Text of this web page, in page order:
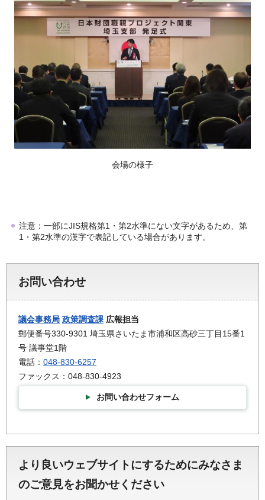
会場の様子
注意：一部にJIS規格第1・第2水準にない文字があるため、第
1・第2水準の漢字で表記している場合があります。
お問い合わせ
議会事務局 政策調査課 広報担当
郵便番号330-9301 埼玉県さいたま市浦和区高砂三丁目15番1
号 議事堂1階
電話： 048-830-6257
ファックス：048-830-4923
お問い合わせフォーム
より良いウェブサイトにするためにみなさま
のご意見をお聞かせください